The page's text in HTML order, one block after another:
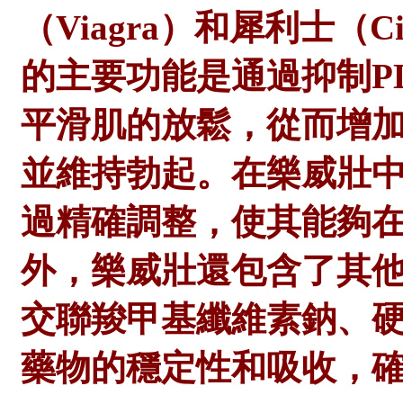
（Viagra）和犀利士（
的主要功能是通過抑制
平滑肌的放鬆，從而增
並維持勃起。在樂威壯
過精確調整，使其能夠
外，樂威壯還包含了其
交聯羧甲基纖維素鈉、
藥物的穩定性和吸收，